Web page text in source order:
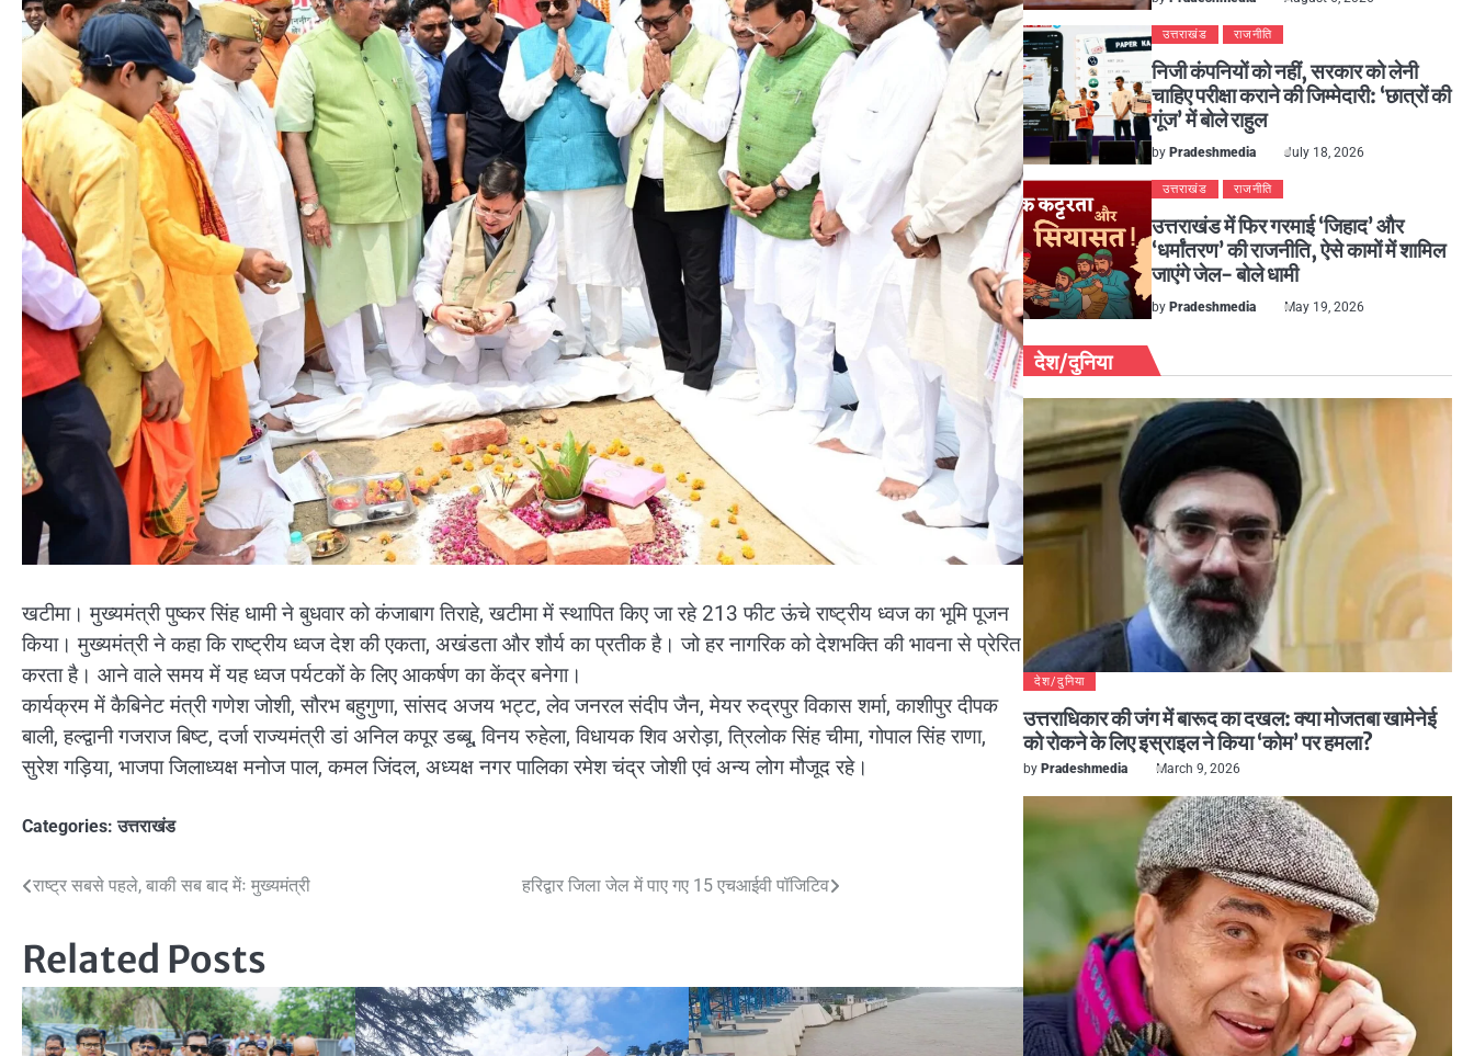
खटीमा। मुख्यमंत्री पुष्कर सिंह धामी ने बुधवार को कंजाबाग तिराहे, खटीमा में स्थापित किए जा रहे 213 फीट ऊंचे राष्ट्रीय ध्वज का भूमि पूजन
किया। मुख्यमंत्री ने कहा कि राष्ट्रीय ध्वज देश की एकता, अखंडता और शौर्य का प्रतीक है। जो हर नागरिक को देशभक्ति की भावना से प्रेरित
करता है। आने वाले समय में यह ध्वज पर्यटकों के लिए आकर्षण का केंद्र बनेगा।
कार्यक्रम में कैबिनेट मंत्री गणेश जोशी, सौरभ बहुगुणा, सांसद अजय भट्ट, लेव जनरल संदीप जैन, मेयर रुद्रपुर विकास शर्मा, काशीपुर दीपक
बाली, हल्द्वानी गजराज बिष्ट, दर्जा राज्यमंत्री डां अनिल कपूर डब्बू, विनय रुहेला, विधायक शिव अरोड़ा, त्रिलोक सिंह चीमा, गोपाल सिंह राणा,
सुरेश गड़िया, भाजपा जिलाध्यक्ष मनोज पाल, कमल जिंदल, अध्यक्ष नगर पालिका रमेश चंद्र जोशी एवं अन्य लोग मौजूद रहे।
Categories:उत्तराखंड
Post
राष्ट्र सबसे पहले, बाकी सब बाद मेंः मुख्यमंत्री हरिद्वार जिला जेल में पाए गए 15 एचआईवी पॉजिटिव
Related Posts
उत्तराखंड राजनीति
निजी कंपनियों को नहीं, सरकार को लेनी
चाहिए परीक्षा कराने की जिम्मेदारी: ‘छात्रों की
गूंज’ में बोले राहुल
by Pradeshmedia July 18, 2026
उत्तराखंड राजनीति
उत्तराखंड में फिर गरमाई ‘जिहाद’ और
‘धर्मांतरण’ की राजनीति, ऐसे कामों में शामिल
जाएंगे जेल- बोले धामी
by Pradeshmedia May 19, 2026
देश/दुनिया
देश/दुनिया
उत्तराधिकार की जंग में बारूद का दखल: क्या मोजतबा खामेनेई
को रोकने के लिए इस्राइल ने किया ‘कोम’ पर हमला?
by Pradeshmedia March 9, 2026